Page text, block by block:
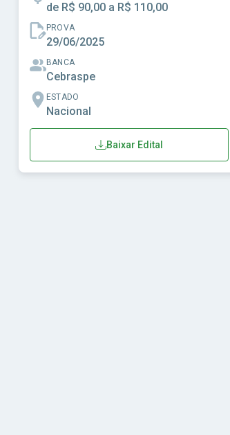
de R$ 90,00 a R$ 110,00
PROVA
29/06/2025
BANCA
Cebraspe
ESTADO
Nacional
Baixar Edital